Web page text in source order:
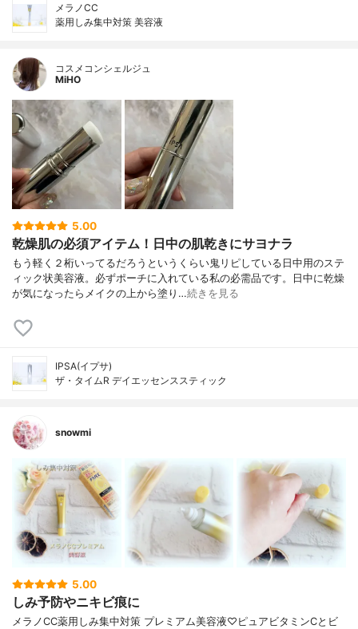
メラノCC
薬用しみ集中対策 美容液
コスメコンシェルジュ
MiHO
5.00
乾燥肌の必須アイテム！日中の肌乾きにサヨナラ
もう軽く２桁いってるだろうというくらい鬼リピしている日中用のステ
ィック状美容液。必ずポーチに入れている私の必需品です。日中に乾燥
が気になったらメイクの上から塗り…続きを見る
IPSA(イプサ)
ザ・タイムR デイエッセンススティック
snowmi
5.00
しみ予防やニキビ痕に
メラノCC薬用しみ集中対策 プレミアム美容液♡ピュアビタミンCとビ